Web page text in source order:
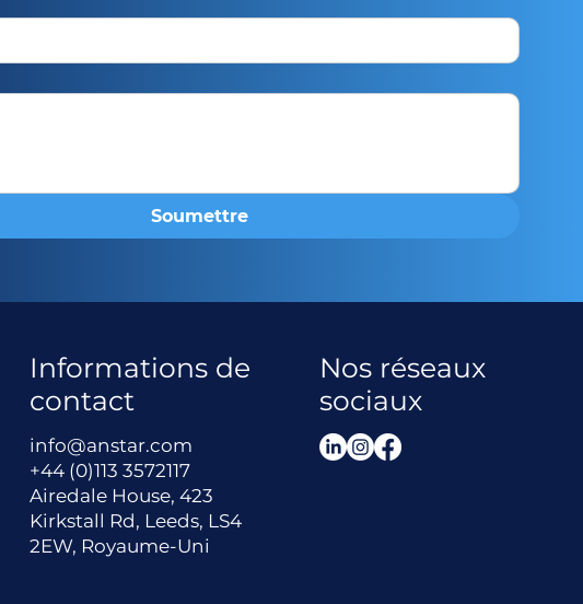
Soumettre
Informations de
contact
info@anstar.com
+44 (0)113 3572117
Airedale House, 423
Kirkstall Rd, Leeds, LS4
2EW, Royaume-Uni
Nos réseaux
sociaux